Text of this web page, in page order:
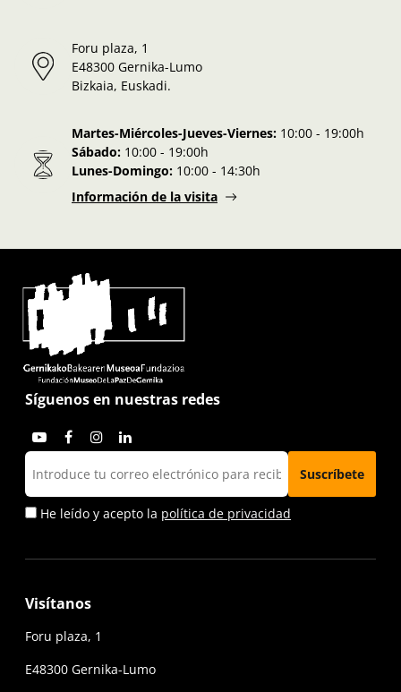
Foru plaza, 1
E48300 Gernika-Lumo
Bizkaia, Euskadi.
Martes-Miércoles-Jueves-Viernes: 10:00 - 19:00h
Sábado: 10:00 - 19:00h
Lunes-Domingo: 10:00 - 14:30h
Información de la visita
Síguenos en nuestras redes
He leído y acepto la política de privacidad
Visítanos
Foru plaza, 1
E48300 Gernika-Lumo